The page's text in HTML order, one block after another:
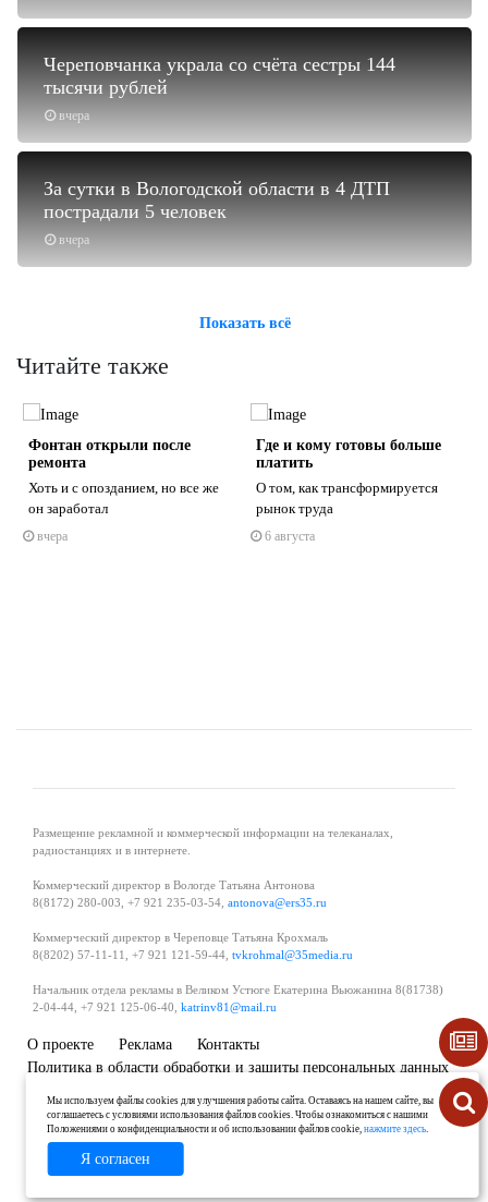
вчера
Череповчанка украла со счёта сестры 144
тысячи рублей
вчера
За сутки в Вологодской области в 4 ДТП
пострадали 5 человек
Показать всё
Читайте также
Фонтан открыли после
ремонта
Хоть и с опозданием, но все же
он заработал
вчера
Где и кому готовы больше
платить
О том, как трансформируется
рынок труда
6 августа
Размещение рекламной и коммерческой информации на телеканалах,
радиостанциях и в интернете.
Коммерческий директор в Вологде Татьяна Антонова
8(8172) 280-003, +7 921 235-03-54, antonova@ers35.ru
Коммерческий директор в Череповце Татьяна Крохмаль
8(8202) 57-11-11, +7 921 121-59-44, tvkrohmal@35media.ru
Начальник отдела рекламы в Великом Устюге Екатерина Вьюжанина 8(81738)
2-04-44, +7 921 125-06-40, katrinv81@mail.ru
О проекте Реклама
Контакты
Политика в области обработки и защиты персональных данных
Мы используем файлы cookies для улучшения работы сайта. Оставаясь на нашем сайте, вы
соглашаетесь с условиями использования файлов cookies. Чтобы ознакомиться с нашими
Положениями о конфиденциальности и об использовании файлов cookie,нажмите здесь.
Я согласен